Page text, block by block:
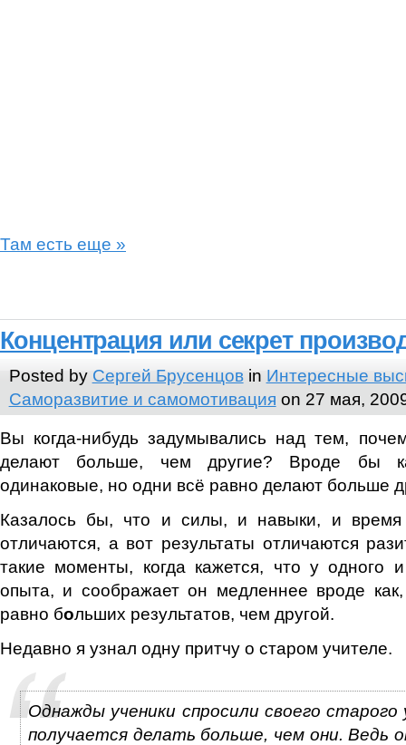
Там есть еще »
Концентрация или секрет
Posted by Сергей Брусенцовin Интересные
Саморазвитие и самомотивация on 27 мая,
Вы когда-нибудь задумывались над тем,
делают больше, чем другие? Вроде бы
одинаковые, но одни всё равно делают больше
Казалось бы, что и силы, и навыки, и
отличаются, а вот результаты отличаются
такие моменты, когда кажется, что у одного
опыта, и соображает он медленнее вроде
равно больших результатов, чем другой.
Недавно я узнал одну притчу о старом учителе.
Однажды ученики спросили своего старого
получается делать больше, чем они. Ведь